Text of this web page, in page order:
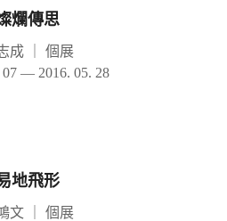
爛傳思
成
個展
07 — 2016. 05. 28
地飛形
文
個展